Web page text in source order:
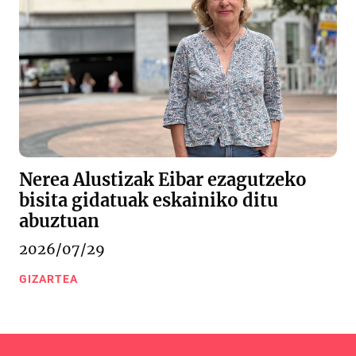
Nerea Alustizak Eibar ezagutzeko
bisita gidatuak eskainiko ditu
abuztuan
2026/07/29
GIZARTEA